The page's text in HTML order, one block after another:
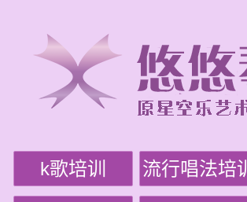
k歌培训 流行唱法培训